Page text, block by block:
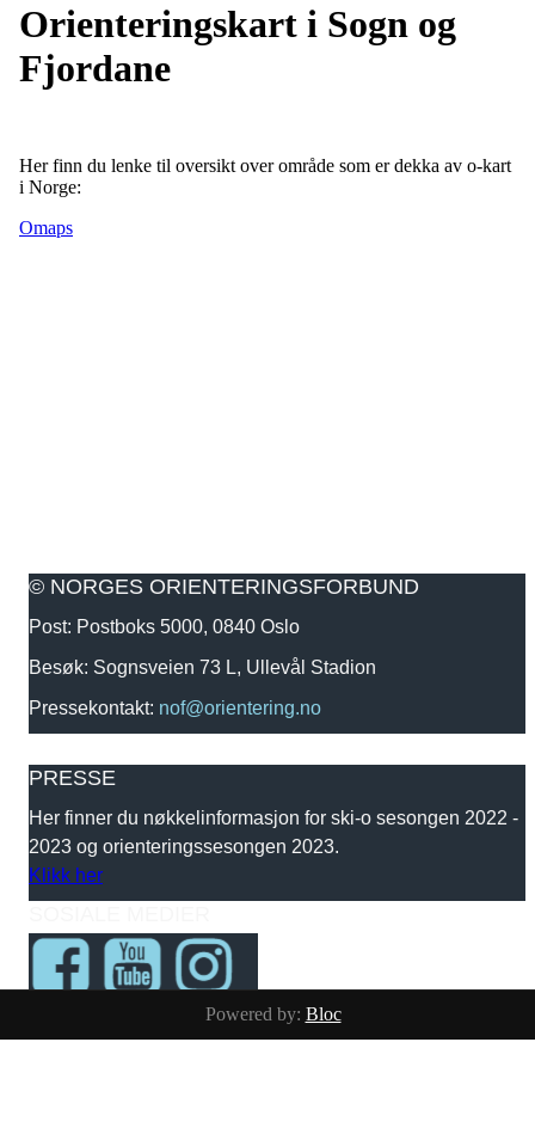
Orienteringskart i Sogn og
Fjordane
Her finn du lenke til oversikt over område som er dekka av o-kart
i Norge:
Omaps
© NORGES ORIENTERINGSFORBUND
Post: Postboks 5000, 0840 Oslo
Besøk: Sognsveien 73 L, Ullevål Stadion
Pressekontakt: nof@orientering.no
PRESSE
Her finner du nøkkelinformasjon for ski-o sesongen 2022 -
2023 og orienteringssesongen 2023.
Klikk her
Powered by: Bloc